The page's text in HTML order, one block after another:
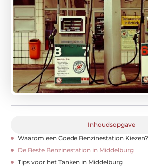
Inhoudsopgave
Waarom een Goede Benzinestation Kiezen?
De Beste Benzinestation in Middelburg
Tips voor het Tanken in Middelburg